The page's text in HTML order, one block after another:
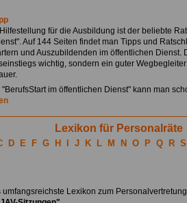
für die Ausbildung ist der beliebte
Auf 144 Seiten findet man Tipps und
und Auszubildenden im öffentlichen Dienst.
wichtig, sondern ein guter
im öffentlichen Dienst" kann man
Lexikon für Personalräte
D E F G H J K L M N O P Q R S
umfangsreichste Lexikon zum